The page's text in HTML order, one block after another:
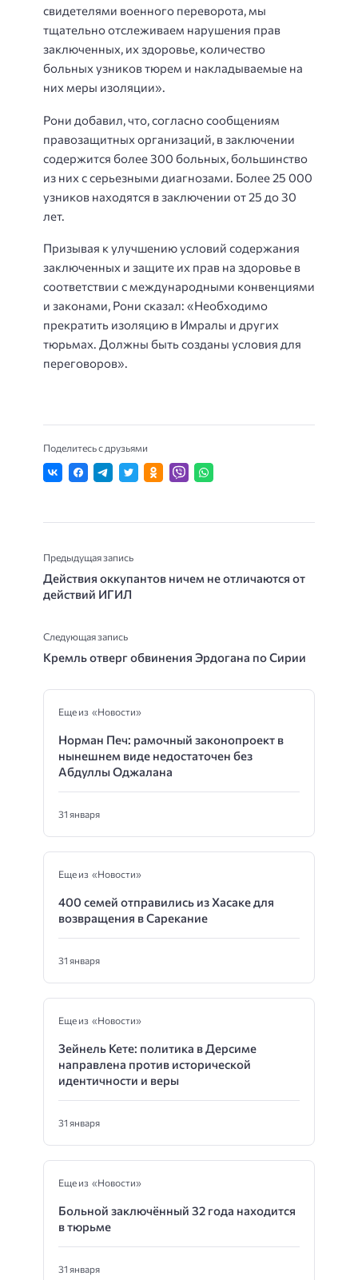
свидетелями военного переворота, мы
тщательно отслеживаем нарушения прав
заключенных, их здоровье, количество
больных узников тюрем и накладываемые на
них меры изоляции».
Рони добавил, что, согласно сообщениям
правозащитных организаций, в заключении
содержится более 300 больных, большинство
из них с серьезными диагнозами. Более 25 000
узников находятся в заключении от 25 до 30
лет.
Призывая к улучшению условий содержания
заключенных и защите их прав на здоровье в
соответствии с международными конвенциями
и законами, Рони сказал: «Необходимо
прекратить изоляцию в Имралы и других
тюрьмах. Должны быть созданы условия для
переговоров».
Поделитесь с друзьями
Предыдущая запись
Действия оккупантов ничем не отличаются от
действий ИГИЛ
Следующая запись
Кремль отверг обвинения Эрдогана по Сирии
Еще из «Новости»
Норман Печ: рамочный законопроект в
нынешнем виде недостаточен без
Абдуллы Оджалана
31 января
Еще из «Новости»
400 семей отправились из Хасаке для
возвращения в Сарекание
31 января
Еще из «Новости»
Зейнель Кете: политика в Дерсиме
направлена против исторической
идентичности и веры
31 января
Еще из «Новости»
Больной заключённый 32 года находится
в тюрьме
31 января